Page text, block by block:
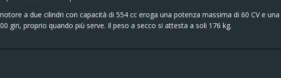
a due cilindri con capacità di 554 cc eroga una potenza massima di 60 CV e
giri, proprio quando più serve. Il peso a secco si attesta a soli 176 kg.